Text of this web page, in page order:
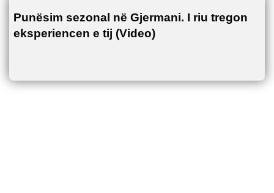
Punësim sezonal në Gjermani. I riu tregon
eksperiencen e tij (Video)